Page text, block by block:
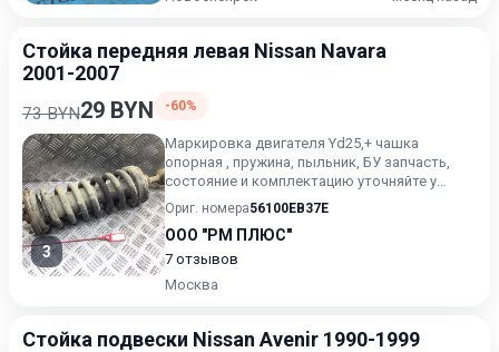
Стойка передняя левая Nissan Navara
2001-2007
73 BYN29 BYN -60%
3
Маркировка двигателя Yd25,+ чашка
опорная , пружина, пыльник, БУ запчасть,
состояние и комплектацию уточняйте у
менеджера, проверочный срок...
Ориг. номера56100EB37E
ООО "РМ ПЛЮС"
7 отзывов
Москва
Стойка подвески Nissan Avenir 1990-1999